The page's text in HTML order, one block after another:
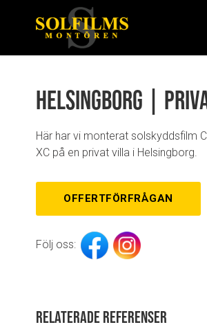
Helsingborg |
Här har vi monterat solskyddsfilm
XC på en privat villa i Helsingborg.
OFFERTFÖRFRÅGAN
Följ oss:
Relaterade referenser